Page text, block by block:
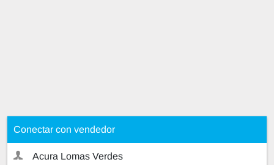
Conectar con vendedor
Acura Lomas Verdes